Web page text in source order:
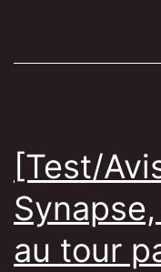
[Test/
au tour